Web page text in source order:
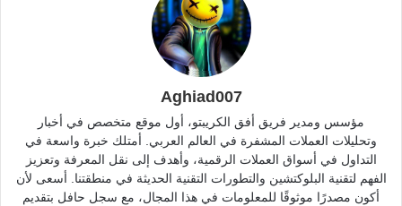
Aghiad007
مؤسس ومدير فريق أفق الكريبتو، أول موقع متخصص في أخبار
وتحليلات العملات المشفرة في العالم العربي. أمتلك خبرة واسعة في
التداول في أسواق العملات الرقمية، وأهدف إلى نقل المعرفة وتعزيز
الفهم لتقنية البلوكتشين والتطورات التقنية الحديثة في منطقتنا. أسعى لأن
أكون مصدرًا موثوقًا للمعلومات في هذا المجال، مع سجل حافل بتقديم